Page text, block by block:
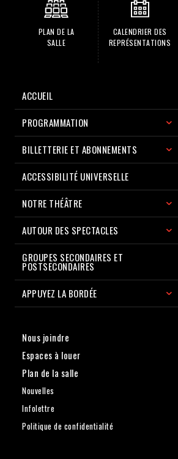
PLAN DE LA
SALLE
CALENDRIER DES
REPRÉSENTATIONS
ACCUEIL
PROGRAMMATION
BILLETTERIE ET ABONNEMENTS
ACCESSIBILITÉ UNIVERSELLE
NOTRE THÉÂTRE
AUTOUR DES SPECTACLES
GROUPES SECONDAIRES ET
POSTSECONDAIRES
APPUYEZ LA BORDÉE
Nous joindre
Espaces à louer
Plan de la salle
Nouvelles
Infolettre
Politique de confidentialité